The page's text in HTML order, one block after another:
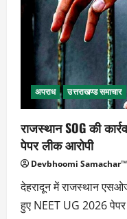
अपराध उत्तराखण्ड समाचार
राजस्थान SOG की
पेपर लीक आरोपी
Devbhoomi Samachar™
देहरादून में राजस्थान
हुए NEET UG 2026